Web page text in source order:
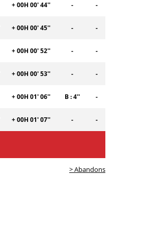
+ 00H 00' 44'' - -
+ 00H 00' 45'' - -
+ 00H 00' 52'' - -
+ 00H 00' 53'' - -
+ 00H 01' 06'' B : 4'' -
+ 00H 01' 07'' - -
> Abandons